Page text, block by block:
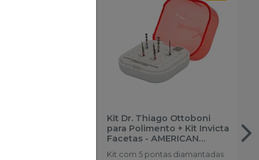
Kit Dr. Thiago Ottoboni
para Polimento + Kit Invicta
Facetas- AMERICAN
Kit com 5 pontas diamantadas